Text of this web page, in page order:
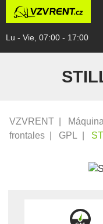
Lu - Vie, 07:00 - 17:00
VZVRENT
frontales
GPL